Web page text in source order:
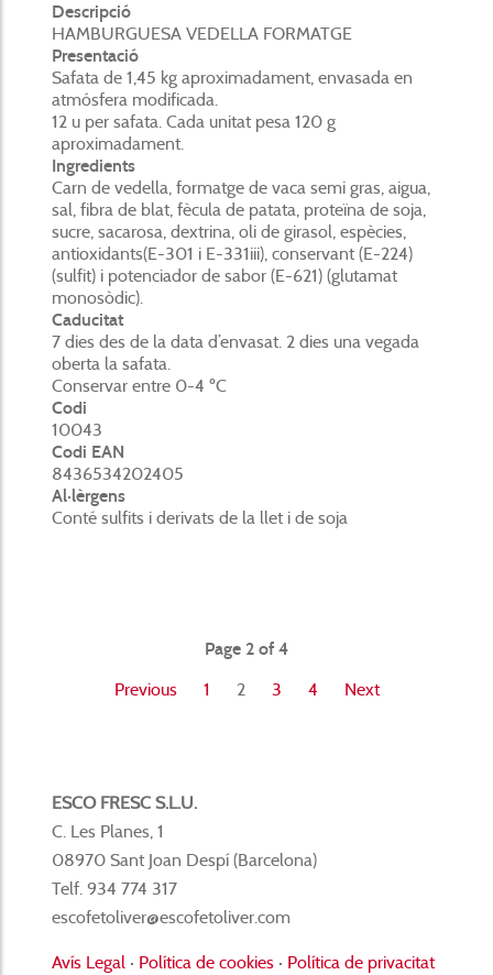
Descripció
HAMBURGUESA VEDELLA FORMATGE
Presentació
Safata de 1,45 kg aproximadament, envasada en
atmósfera modificada.
12 u per safata. Cada unitat pesa 120 g
aproximadament.
Ingredients
Carn de vedella, formatge de vaca semi gras, aigua,
sal, fibra de blat, fècula de patata, proteïna de soja,
sucre, sacarosa, dextrina, oli de girasol, espècies,
antioxidants(E-301 i E-331iii), conservant (E-224)
(sulfit) i potenciador de sabor (E-621) (glutamat
monosòdic).
Caducitat
7 dies des de la data d’envasat. 2 dies una vegada
oberta la safata.
Conservar entre 0-4 ºC
Codi
10043
Codi EAN
8436534202405
Al·lèrgens
Conté sulfits i derivats de la llet i de soja
Page 2 of 4
Previous
1 2 3 4 Next
ESCO FRESC S.L.U.
C. Les Planes, 1
08970 Sant Joan Despí (Barcelona)
Telf. 934 774 317
escofetoliver@escofetoliver.com
Avís Legal· Política de cookies· Política de privacitat